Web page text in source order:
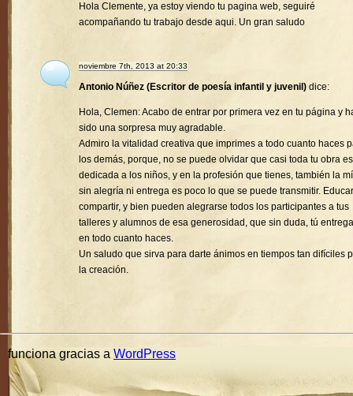
Hola Clemente, ya estoy viendo tu pagina web, seguiré
acompañando tu trabajo desde aqui. Un gran saludo
noviembre 7th, 2013 at 20:33
Antonio Núñez (Escritor de poesía infantil y juvenil) dice:
Hola, Clemen: Acabo de entrar por primera vez en tu página y
sido una sorpresa muy agradable.
Admiro la vitalidad creativa que imprimes a todo cuanto haces
los demás, porque, no se puede olvidar que casi toda tu obra
dedicada a los niños, y en la profesión que tienes, también la
sin alegría ni entrega es poco lo que se puede transmitir.
compartir, y bien pueden alegrarse todos los participantes a tus
talleres y alumnos de esa generosidad, que sin duda, tú
en todo cuanto haces.
Un saludo que sirva para darte ánimos en tiempos tan difíciles
la creación.
funciona gracias a WordPress